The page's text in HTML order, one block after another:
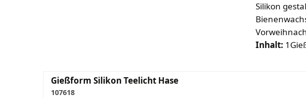
Silikon
Inhalt:
Gießform Silikon Teelicht Hase
107618